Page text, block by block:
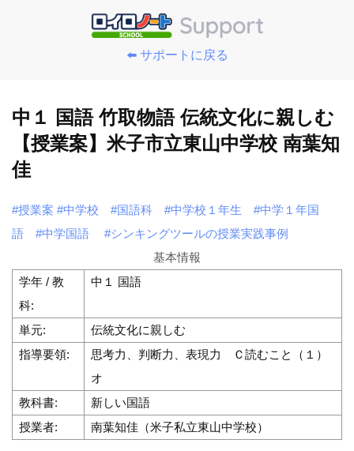
⬅️ サポートに戻る
中１ 国語 竹取物語 伝統文化に親しむ
【授業案】米子市立東山中学校 南葉知
佳
#授業案 #中学校 #国語科 #中学校１年生
#中学１年国
語
#中学国語
#シンキングツールの授業実践事例
基本情報
学年 / 教
科:
中１ 国語
単元:
伝統文化に親しむ
指導要領:
思考力、判断力、表現力 Ｃ読むこと（１）
オ
教科書:
新しい国語
授業者:
南葉知佳（米子私立東山中学校）